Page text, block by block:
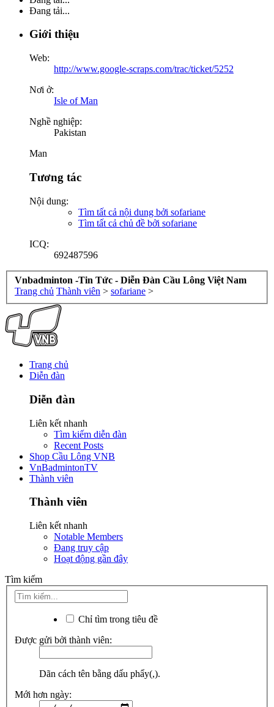
Đang tải...
Giới thiệu
Web:
http://www.google-scraps.com/trac/ticket/5252
Nơi ở:
Isle of Man
Nghề nghiệp:
Pakistan
Man
Tương tác
Nội dung:
Tìm tất cả nội dung bởi sofariane
Tìm tất cả chủ đề bởi sofariane
ICQ:
692487596
Vnbadminton -Tin Tức - Diễn Đàn Cầu Lông Việt Nam
Trang chủ Thành viên > sofariane >
Trang chủ
Diễn đàn
Diễn đàn
Liên kết nhanh
Tìm kiếm diễn đàn
Recent Posts
Shop Cầu Lông VNB
VnBadmintonTV
Thành viên
Thành viên
Liên kết nhanh
Notable Members
Đang truy cập
Hoạt động gần đây
Tìm kiếm
Chỉ tìm trong tiêu đề
Được gửi bởi thành viên:
Dãn cách tên bằng dấu phẩy(,).
Mới hơn ngày: